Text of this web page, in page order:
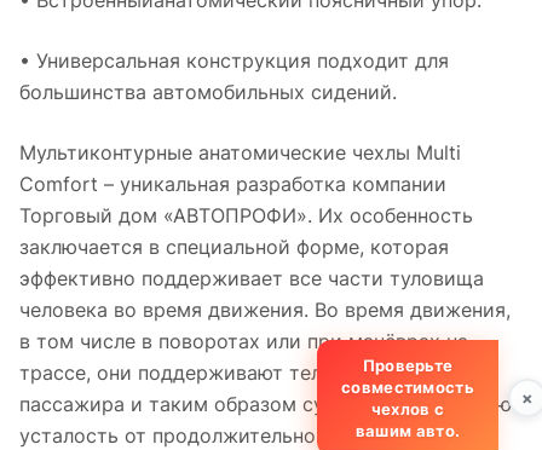
• Универсальная конструкция подходит для
большинства автомобильных сидений.
Мультиконтурные анатомические чехлы Multi
Comfort – уникальная разработка компании
Торговый дом «АВТОПРОФИ». Их особенность
заключается в специальной форме, которая
эффективно поддерживает все части туловища
человека во время движения. Во время движения,
в том числе в поворотах или при манёврах на
трассе, они поддерживают тело водителя и
пассажира и таким образом существенно снижают
усталость от продолжительного пути.
Проверьте
совместимость
чехлов с
вашим авто.
×